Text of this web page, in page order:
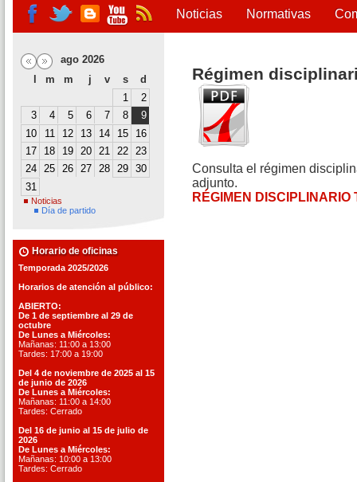
Noticias Normativas
ago 2026
m m j v s
d
1
2
3
4 5 6 7 8
9
10
11 12 13 14 15
16
17
18 19 20 21 22 23
24 25 26 27 28 29 30
31
Noticias
Día de partido
Horario de oficinas
Temporada 2025/2026
Horarios de atención al público:
ABIERTO:
De 1 de septiembre al 29 de
octubre
De Lunes a Miércoles:
Mañanas: 11:00 a 13:00
Tardes: 17:00 a 19:00
Del 4 de noviembre de 2025 al 15
de junio de 2026
De Lunes a Miércoles:
Mañanas: 11:00 a 14:00
Tardes: Cerrado
Del 16 de junio al 15 de julio de
2026
De Lunes a Miércoles:
Mañanas: 10:00 a 13:00
Tardes: Cerrado
Régimen
Consulta el régimen
adjunto.
RÉGIMEN DISCIPLINARIO